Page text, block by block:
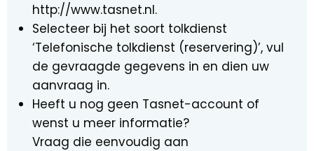
http://www.tasnet.nl.
Selecteer bij het soort tolkdienst
‘Telefonische tolkdienst (reservering)’, vul
de gevraagde gegevens in en dien uw
aanvraag in.
Heeft u nog geen Tasnet-account of
wenst u meer informatie?
Vraag die eenvoudig aan